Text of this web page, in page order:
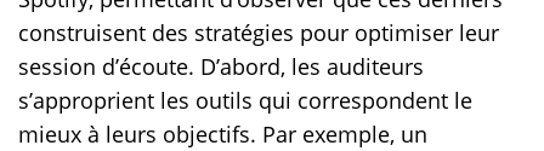
construisent des stratégies pour optimiser leur
session d’écoute. D’abord, les auditeurs
s’approprient les outils qui correspondent le
mieux à leurs objectifs. Par exemple, un